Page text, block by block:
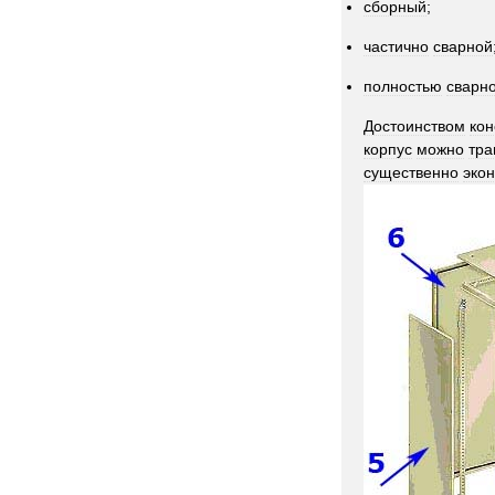
сборный;
частично сварной
полностью
Достоинством
корпус можно
существенно